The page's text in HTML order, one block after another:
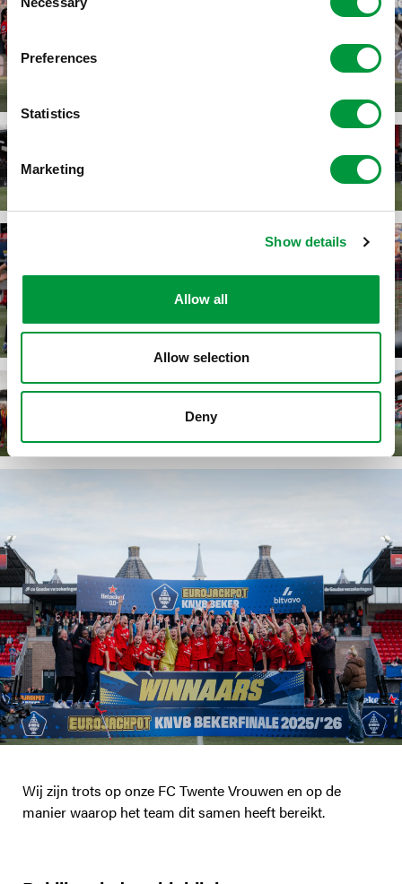
Selection
Preferences
Statistics
Marketing
Show details
Allow all
Allow selection
Deny
Wij zijn trots op onze FC Twente Vrouwen en op de
manier waarop het team dit samen heeft bereikt.